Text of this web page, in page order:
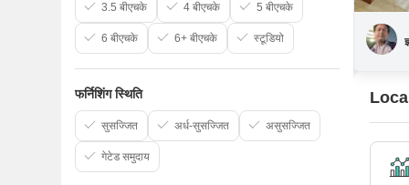
3.5 बीएचके 4 बीएचके 5 बीएचके
6 बीएचके 6+ बीएचके स्टूडियो
फर्निशिंग स्थिति
सुसज्जित अर्ध-सुसज्जित असुसज्जित
गेटेड समुदाय